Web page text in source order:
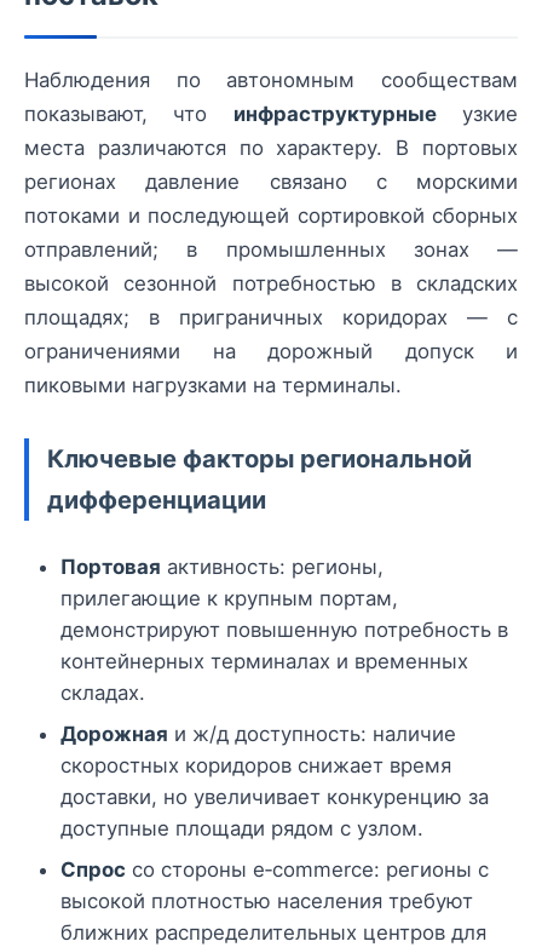
Наблюдения по автономным сообществам
показывают, что инфраструктурныеузкие
места различаются по характеру. В портовых
регионах давление связано с морскими
потоками и последующей сортировкой сборных
отправлений; в промышленных зонах —
высокой сезонной потребностью в складских
площадях; в приграничных коридорах — с
ограничениями на дорожный допуск и
пиковыми нагрузками на терминалы.
Ключевые факторы региональной
дифференциации
Портовая активность: регионы,
прилегающие к крупным портам,
демонстрируют повышенную потребность в
контейнерных терминалах и временных
складах.
Дорожная и ж/д доступность: наличие
скоростных коридоров снижает время
доставки, но увеличивает конкуренцию за
доступные площади рядом с узлом.
Спрос со стороны e‑commerce: регионы с
высокой плотностью населения требуют
ближних распределительных центров для